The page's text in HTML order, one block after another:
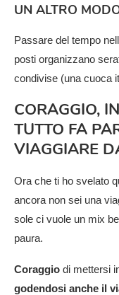
UN ALTRO
Passare del tempo
posti organizzano
condivise (una cuoca
CORAGGIO,
TUTTO FA
VIAGGIARE
Ora che ti ho svelato
ancora non sei una
sole ci vuole un mix
paura.
Coraggio di mettersi
godendosi anche il